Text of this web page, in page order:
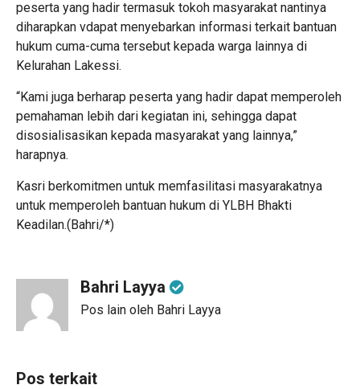
peserta yang hadir termasuk tokoh masyarakat nantinya
diharapkan vdapat menyebarkan informasi terkait bantuan
hukum cuma-cuma tersebut kepada warga lainnya di
Kelurahan Lakessi.
“Kami juga berharap peserta yang hadir dapat memperoleh
pemahaman lebih dari kegiatan ini, sehingga dapat
disosialisasikan kepada masyarakat yang lainnya,”
harapnya.
Kasri berkomitmen untuk memfasilitasi masyarakatnya
untuk memperoleh bantuan hukum di YLBH Bhakti
Keadilan.(Bahri/*)
Bahri Layya
Pos lain oleh Bahri Layya
Pos terkait